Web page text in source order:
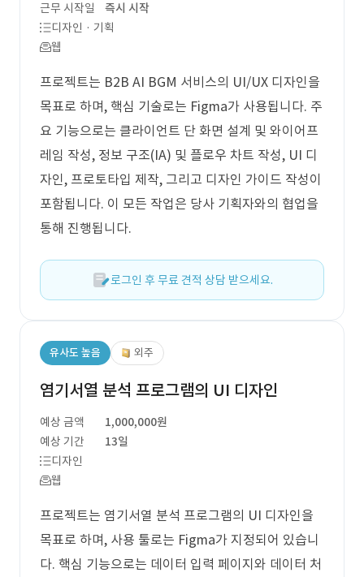
근무 시작일
즉시 시작
디자인 · 기획
웹
프로젝트는 B2B AI BGM 서비스의 UI/UX 디자인을
목표로 하며, 핵심 기술로는 Figma가 사용됩니다. 주
요 기능으로는 클라이언트 단 화면 설계 및 와이어프
레임 작성, 정보 구조(IA) 및 플로우 차트 작성, UI 디
자인, 프로토타입 제작, 그리고 디자인 가이드 작성이
포함됩니다. 이 모든 작업은 당사 기획자와의 협업을
통해 진행됩니다.
로그인 후 무료 견적 상담 받으세요.
유사도 높음 외주
염기서열 분석 프로그램의 UI 디자인
예상 금액
1,000,000원
예상 기간
13일
디자인
웹
프로젝트는 염기서열 분석 프로그램의 UI 디자인을
목표로 하며, 사용 툴로는 Figma가 지정되어 있습니
다. 핵심 기능으로는 데이터 입력 페이지와 데이터 처